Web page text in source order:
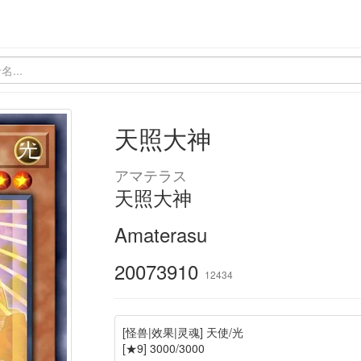
天照大神
アマテラス
天照大神
Amaterasu
20073910 12434
[怪兽|效果|灵魂] 天使/光
[★9] 3000/3000